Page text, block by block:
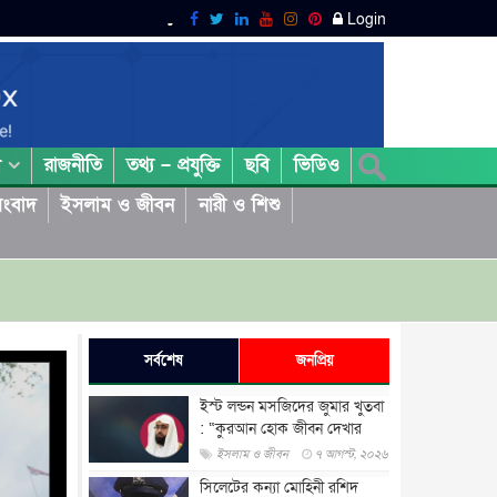
Login
রাজনীতি তথ্য – প্রযুক্তি ছবি
ভিডিও
ইসলাম ও জীবন
নারী ও শিশু
সর্বশেষ জনপ্রিয়
ইস্ট লন্ডন মসজিদের জুমার খুতবা
: “কুরআন হোক জীবন দেখার
লেন্স...ইসলাম ও জীবন ৭ আগস্ট, ২০২৬
সিলেটের কন্যা মোহিনী রশিদ